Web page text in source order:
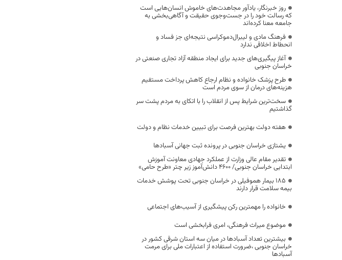
روز خبرنگار، یادآور مجاهدت‌های خاموش انسان‌هایی است
که رسالت خود را در جست‌وجوی حقیقت و آگاهی‌بخشی به
جامعه معنا کرده‌اند
فرهنگ مادی و لیبرال‌دموکراسی نتیجه‌ای جز فساد و
انحطاط اخلاقی ندارد
آغاز پیگیری‌های جدید برای ایجاد منطقه آزاد تجاری صنعتی در
خراسان جنوبی
طرح پزشک خانواده و نظام ارجاع کاهش پرداخت مستقیم
هزینه‌های درمان از سوی مردم است
سخت‌ترین شرایط پس از انقلاب را با اتکای به مردم پشت سر
گذاشتیم
هفته دولت بهترین فرصت برای تبیین خدمات نظام و دولت
یشتازی خراسان جنوبی در پرونده ثبت جهانی آسبادها
تقدیر مقام عالی وزارت از عملکرد جهادی معاونت آموزش
ابتدایی خراسان جنوبی/ ۴۶۰۰ دانش‌آموز زیر چتر «طرح حامی»
۱۸۵ بیمار هموفیلی در خراسان جنوبی تحت پوشش خدمات
بیمه سلامت قرار دارند
خانواده را مهمترین رکن پیشگیری از آسیب‌های اجتماعی
موضوع میراث فرهنگی، امری فرابخشی است
بیشترین تعداد آسبادها در میان سه استان شرقی کشور در
خراسان جنوبی ،ضرورت استفاده از اعتبارات ملی برای مرمت
آسبادها